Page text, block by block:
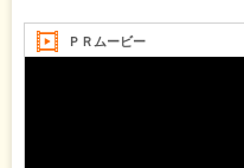
ＰＲムービー